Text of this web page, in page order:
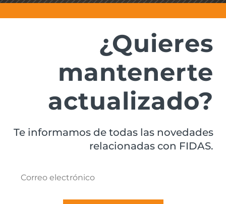
¿Quieres
mantenerte
actualizado?
Te informamos de todas las novedades
relacionadas con FIDAS.